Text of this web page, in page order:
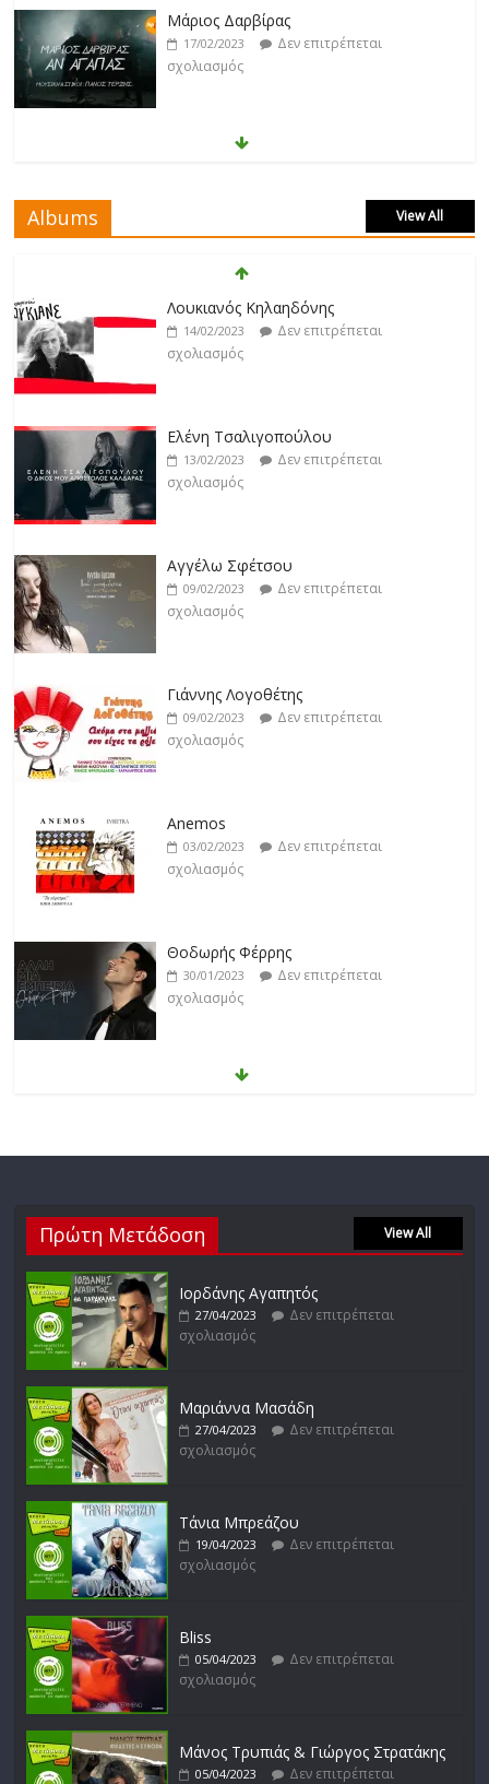
Μάριος Δαρβίρας
17/02/2023
Δεν επιτρέπεται
σχολιασμός
Άρτεμις Ρέντζιου
19/02/2023
Δεν επιτρέπεται
σχολιασμός
19/02/2023
Δεν επιτρέπεται
σχολιασμός
18/02/2023
Δεν επιτρέπεται
σχολιασμός
Albums View All
Λουκιανός Κηλαηδόνης
14/02/2023
Δεν επιτρέπεται
σχολιασμός
Ελένη Τσαλιγοπούλου
13/02/2023
Δεν επιτρέπεται
σχολιασμός
Αγγέλω Σφέτσου
09/02/2023
Δεν επιτρέπεται
σχολιασμός
Γιάννης Λογοθέτης
09/02/2023
Δεν επιτρέπεται
σχολιασμός
Anemos
03/02/2023
Δεν επιτρέπεται
σχολιασμός
Θοδωρής Φέρρης
30/01/2023
Δεν επιτρέπεται
σχολιασμός
Νίκος Ζιώγαλας
17/02/2023
σχολιασμός
Μικρές Περιπλανήσεις
σχολιασμός
σχολιασμός
Πρώτη Μετάδοση View All
Ιορδάνης Αγαπητός
27/04/2023
Δεν επιτρέπεται
σχολιασμός
Μαριάννα Μασάδη
27/04/2023
Δεν επιτρέπεται
σχολιασμός
Τάνια Μπρεάζου
19/04/2023
Δεν επιτρέπεται
σχολιασμός
Bliss
05/04/2023
Δεν επιτρέπεται
σχολιασμός
Μάνος Τρυπιάς & Γιώργος Στρατάκης
05/04/2023 Δεν επιτρέπεται